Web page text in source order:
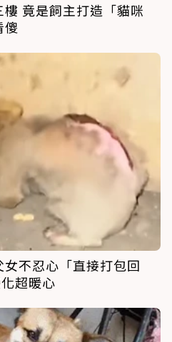
竟是飼主打造「貓咪
傻
不忍心「直接打包回
超暖心